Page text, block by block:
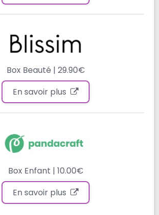
Box Beauté | 29.90€
En savoir plus
Box Enfant | 10.00€
En savoir plus